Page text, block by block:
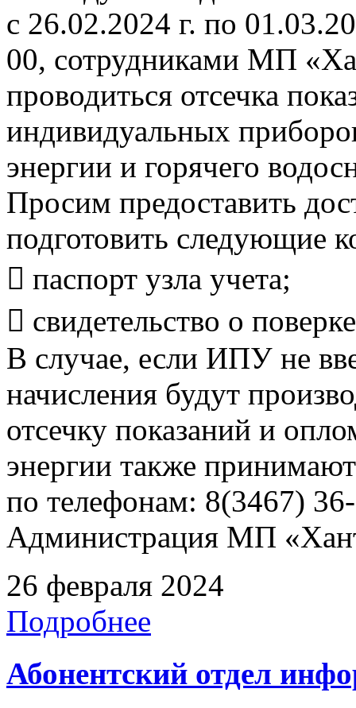
с 26.02.2024 г. по
00, сотрудниками МП
проводиться отсечка
индивидуальных
энергии и горячего
Просим предоставить
подготовить следующие
 паспорт узла учета;
 свидетельство о
В случае, если ИПУ не
начисления будут
отсечку показаний и
энергии также
по телефонам: 8(3467)
Администрация МП
26 февраля 2024
Подробнее
Абонентский отдел